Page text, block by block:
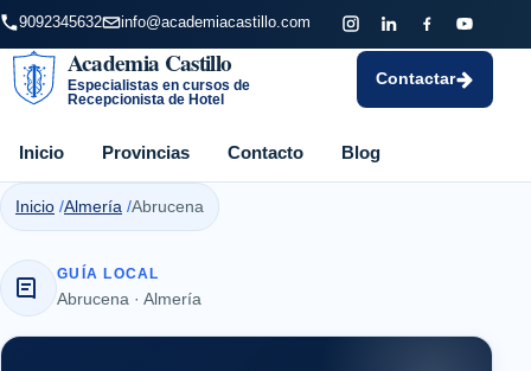
9092345632 info@academiacastillo.com
Academia Castillo
Especialistas en cursos de
Recepcionista de Hotel
Inicio Provincias Contacto Blog
Contactar
Inicio Almería Abrucena
GUÍA LOCAL
Abrucena · Almería